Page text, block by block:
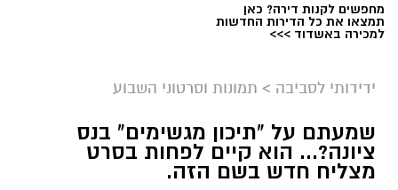
מחפשים לקנות דירה? כאן
תמצאו את כל הדירות החדשות
למכירה באשדוד >>>
ידידותי לסביבה > תמונות וסרטוני השבוע
שמעתם על "תיכון מגשימים" בנס
ציונה?... הוא קיים לפחות בסרט
מצליח חדש בשם הזה.